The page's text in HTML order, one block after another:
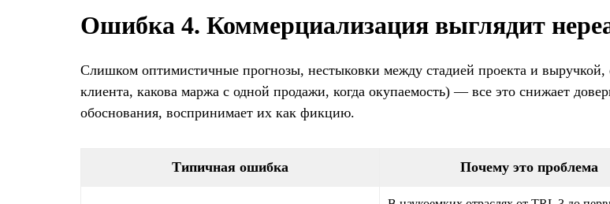
Ошибка 4. Коммерциализация выглядит
Слишком оптимистичные прогнозы, нестыковки между стадией проекта и выручкой,
клиента, какова маржа с одной продажи, когда окупаемость) — все это снижает
обоснования, воспринимает их как фикцию.
Типичная ошибка Почему это проблема